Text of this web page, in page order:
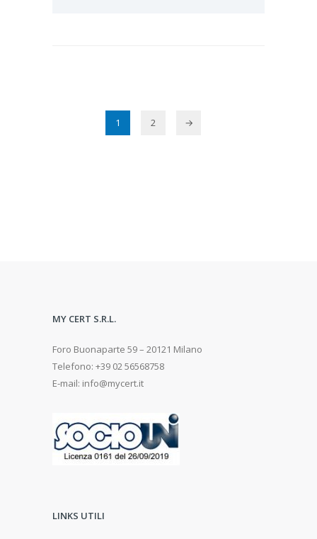
1 2 →
MY CERT S.R.L.
Foro Buonaparte 59 – 20121 Milano
Telefono: +39 02 56568758
E-mail: info@mycert.it
LINKS UTILI